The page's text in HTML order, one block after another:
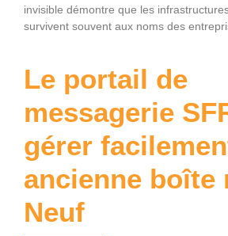
invisible démontre que les
survivent souvent aux noms des
Le portail de
messagerie
gérer
ancienne boîte
Neuf